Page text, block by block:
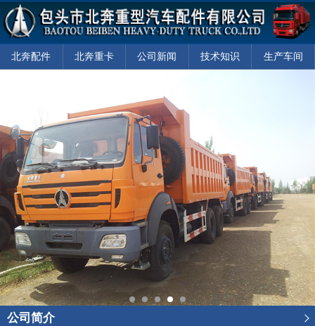
北奔配件 北奔重卡 公司新闻 技术知识 生产车间
公司简介